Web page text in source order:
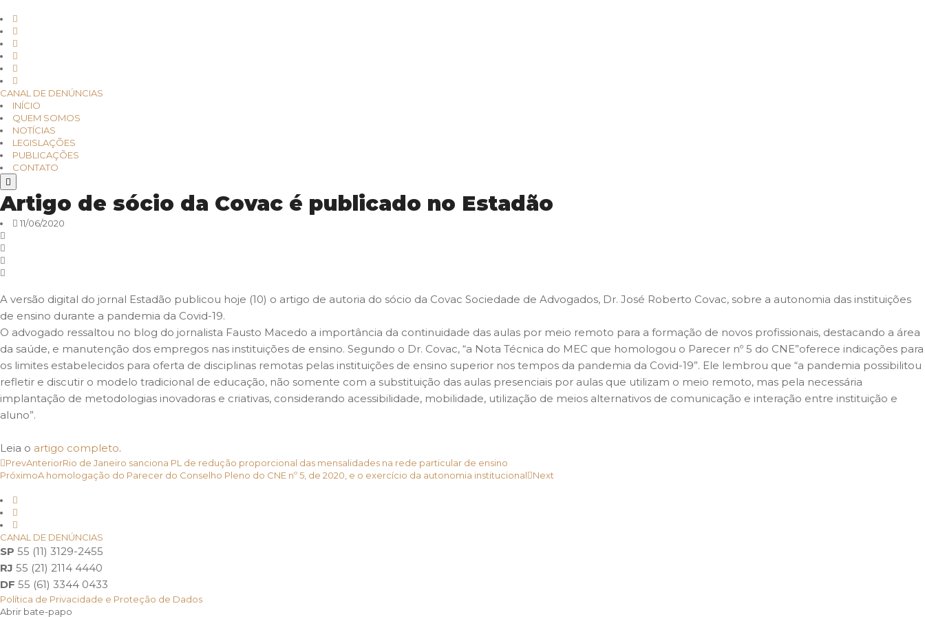
CANAL DE DENÚNCIAS
INÍCIO
QUEM SOMOS
NOTÍCIAS
LEGISLAÇÕES
PUBLICAÇÕES
CONTATO
Artigo de sócio da Covac é publicado no Estadão
11/06/2020
A versão digital do jornal Estadão publicou hoje (10) o artigo de autoria do sócio da Covac Sociedade de Advogados, Dr. José Roberto Covac, sobre a autonomia das instituições
de ensino durante a pandemia da Covid-19.
O advogado ressaltou no blog do jornalista Fausto Macedo a importância da continuidade das aulas por meio remoto para a formação de novos profissionais, destacando a área
da saúde, e manutenção dos empregos nas instituições de ensino. Segundo o Dr. Covac, “a Nota Técnica do MEC que homologou o Parecer nº 5 do CNE”oferece indicações para
os limites estabelecidos para oferta de disciplinas remotas pelas instituições de ensino superior nos tempos da pandemia da Covid-19”. Ele lembrou que “a pandemia possibilitou
refletir e discutir o modelo tradicional de educação, não somente com a substituição das aulas presenciais por aulas que utilizam o meio remoto, mas pela necessária
implantação de metodologias inovadoras e criativas, considerando acessibilidade, mobilidade, utilização de meios alternativos de comunicação e interação entre instituição e
aluno”.
Leia o artigo completo.
PrevAnteriorRio de Janeiro sanciona PL de redução proporcional das mensalidades na rede particular de ensino
PróximoA homologação do Parecer do Conselho Pleno do CNE nº 5, de 2020, e o exercício da autonomia institucional Next
CANAL DE DENÚNCIAS
SP 55 (11) 3129-2455
RJ 55 (21) 2114 4440
DF 55 (61) 3344 0433
Política de Privacidade e Proteção de Dados
Abrir bate-papo